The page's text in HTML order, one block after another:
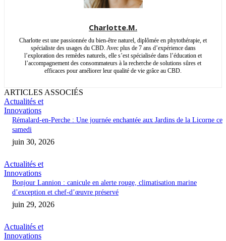
Charlotte.M.
Charlotte est une passionnée du bien-être naturel, diplômée en phytothérapie, et
spécialiste des usages du CBD. Avec plus de 7 ans d’expérience dans
l’exploration des remèdes naturels, elle s’est spécialisée dans l’éducation et
l’accompagnement des consommateurs à la recherche de solutions sûres et
efficaces pour améliorer leur qualité de vie grâce au CBD.
ARTICLES ASSOCIÉS
Actualités et
Innovations
Rémalard-en-Perche : Une journée enchantée aux Jardins de la Licorne ce
samedi
juin 30, 2026
Actualités et
Innovations
Bonjour Lannion : canicule en alerte rouge, climatisation marine
d’exception et chef-d’œuvre préservé
juin 29, 2026
Actualités et
Innovations